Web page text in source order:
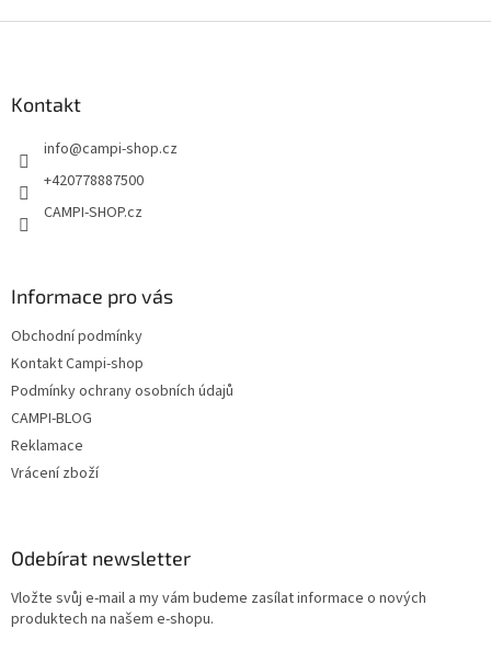
l
Kontakt
info@campi-shop.cz
+420778887500
CAMPI-SHOP.cz
Informace pro vás
Obchodní podmínky
Kontakt Campi-shop
Podmínky ochrany osobních údajů
CAMPI-BLOG
Reklamace
Vrácení zboží
Odebírat newsletter
Vložte svůj e-mail a my vám budeme zasílat informace o nových
produktech na našem e-shopu.